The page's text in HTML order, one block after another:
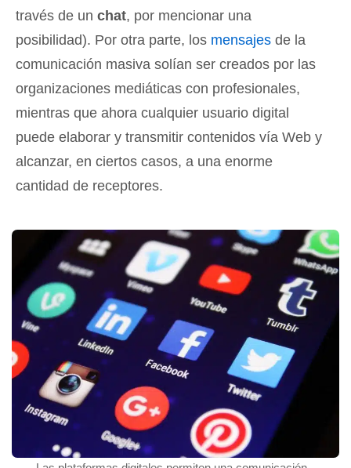
través de un chat, por mencionar una
posibilidad). Por otra parte, los mensajes de la
comunicación masiva solían ser creados por las
organizaciones mediáticas con profesionales,
mientras que ahora cualquier usuario digital
puede elaborar y transmitir contenidos vía Web y
alcanzar, en ciertos casos, a una enorme
cantidad de receptores.